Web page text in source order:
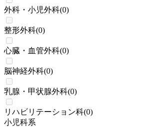
外科・小児外科(0)
整形外科(0)
心臓・血管外科(0)
脳神経外科(0)
乳腺・甲状腺外科(0)
リハビリテーション科(0)
小児科系